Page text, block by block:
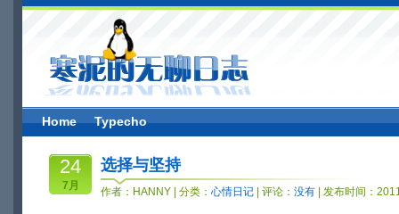
Home Typecho
24
7月
选择与坚持
作者： HANNY | 分类： 心情日记 | 评论： 没有 | 发布时间：